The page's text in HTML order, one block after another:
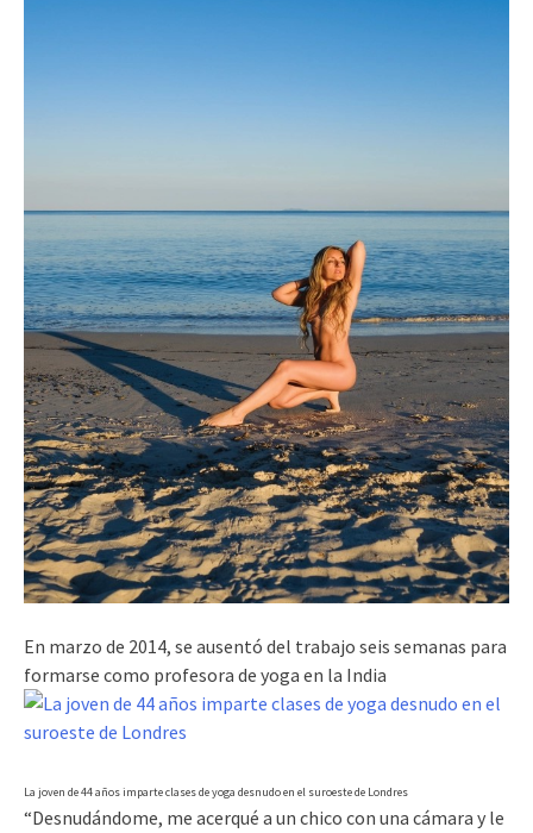
En marzo de 2014, se ausentó del trabajo seis semanas para
formarse como profesora de yoga en la India
La joven de 44 años imparte clases de yoga desnudo en el suroeste de Londres
“Desnudándome, me acerqué a un chico con una cámara y le